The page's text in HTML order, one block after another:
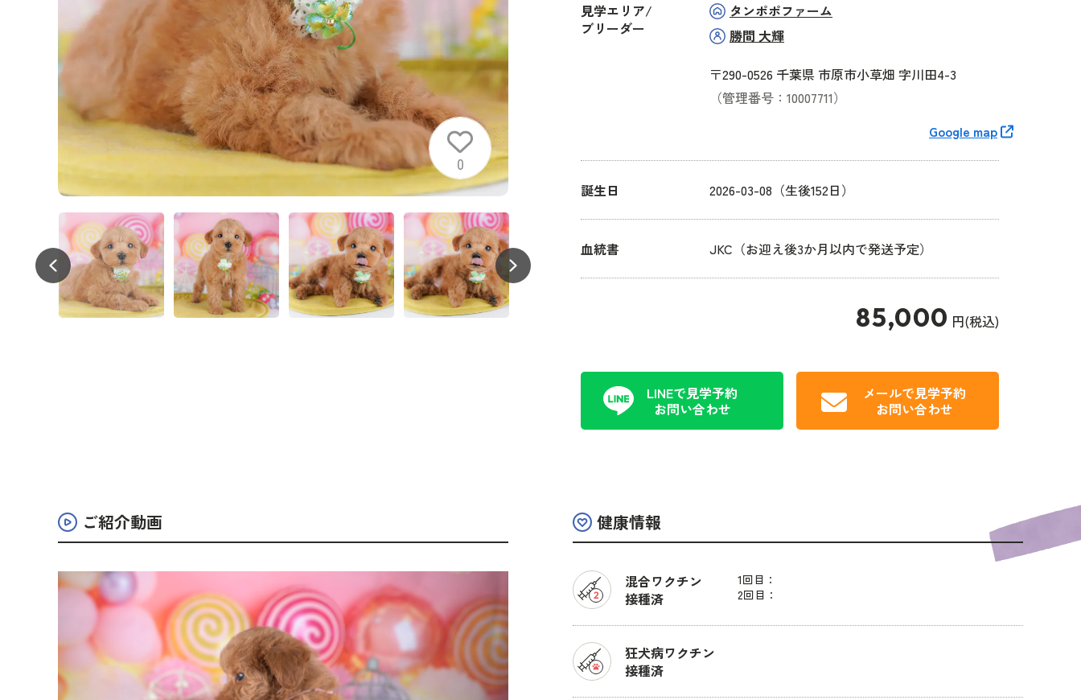
0
見学エリア/
ブリーダー
タンポポファーム
勝間 大輝
〒290-0526 千葉県 市原市小草畑 字川田4-3
（管理番号：10007711）
Google map
誕生日 2026-03-08（生後152日）
血統書 JKC（お迎え後3か月以内で発送予定）
85,000 円(税込)
LINEで見学予約
お問い合わせ
メールで見学予約
お問い合わせ
ご紹介動画 健康情報
混合ワクチン
接種済
1回目：
2回目：
狂犬病ワクチン
接種済